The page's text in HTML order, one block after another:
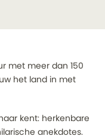
met meer dan 150
het land in met
kent: herkenbare
anekdotes.